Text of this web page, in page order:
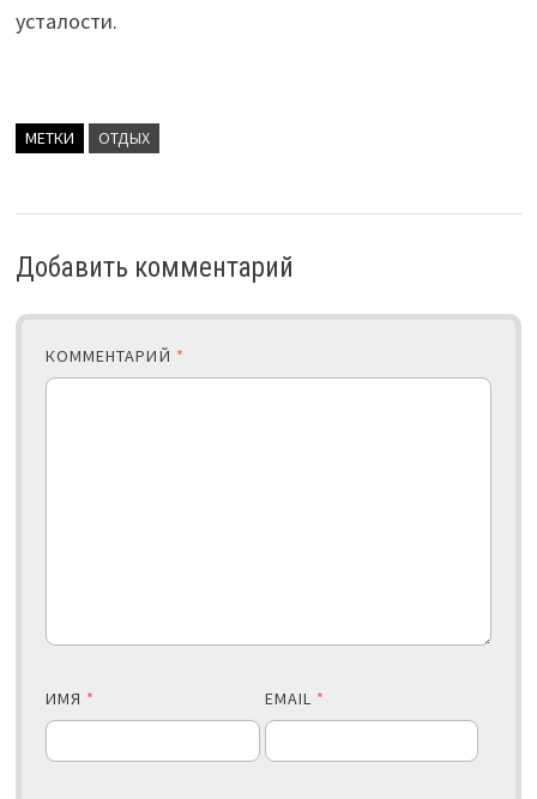
усталости.
МЕТКИ ОТДЫХ
Добавить комментарий
КОММЕНТАРИЙ *
ИМЯ * EMAIL *